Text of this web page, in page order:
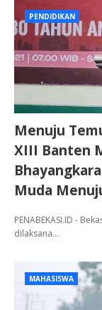
PENDIDIKAN
Menuju
XIII Banten
Muda
PENABEKASI.ID -
dilaksana…
MAHASISWA